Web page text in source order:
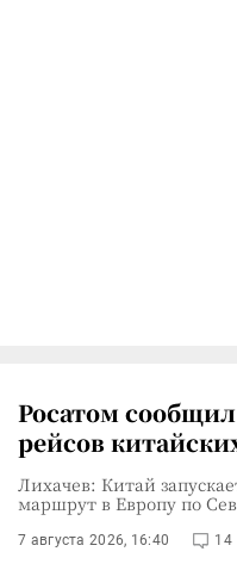
Росатом
рейсов
Лихачев: Китай
маршрут в Европу по
7 августа 2026, 16:40 14